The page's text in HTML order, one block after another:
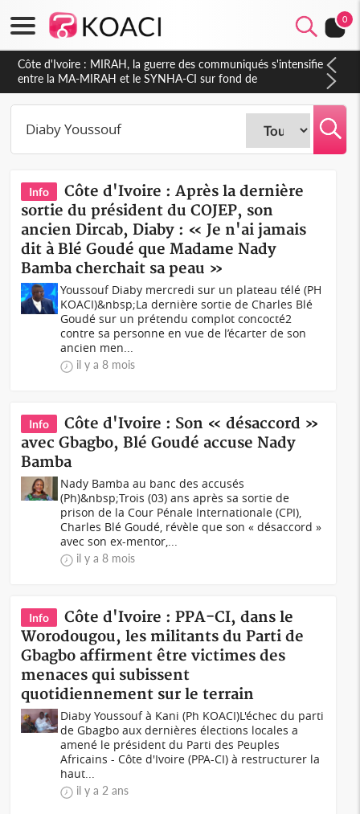
0
Côte d'Ivoire : MIRAH, la guerre des communiqués s'intensifie
entre la MA-MIRAH et le SYNHA-CI sur fond de
gouvernance et le projet de précompte sur les salaires des
agents
Info
Côte d'Ivoire : Après la dernière
sortie du président du COJEP, son
ancien Dircab, Diaby : « Je n'ai jamais
dit à Blé Goudé que Madame Nady
Bamba cherchait sa peau »
Youssouf Diaby mercredi sur un plateau télé (PH
KOACI)&nbsp;La dernière sortie de Charles Blé
Goudé sur un prétendu complot concocté2
contre sa personne en vue de l’écarter de son
ancien men...
il y a 8 mois
Info
Côte d'Ivoire : Son « désaccord »
avec Gbagbo, Blé Goudé accuse Nady
Bamba
Nady Bamba au banc des accusés
(Ph)&nbsp;Trois (03) ans après sa sortie de
prison de la Cour Pénale Internationale (CPI),
Charles Blé Goudé, révèle que son « désaccord »
avec son ex-mentor,...
il y a 8 mois
Info
Côte d'Ivoire : PPA-CI, dans le
Worodougou, les militants du Parti de
Gbagbo affirment être victimes des
menaces qui subissent
quotidiennement sur le terrain
Diaby Youssouf à Kani (Ph KOACI)L'échec du parti
de Gbagbo aux dernières élections locales a
amené le président du Parti des Peuples
Africains - Côte d'Ivoire (PPA-CI) à restructurer la
haut...
il y a 2 ans